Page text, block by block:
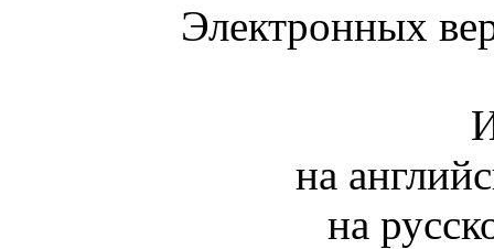
Электронных
на
на